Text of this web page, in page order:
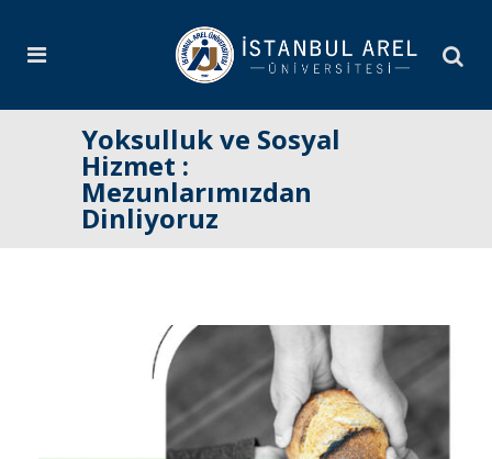
Yoksulluk ve Sosyal
Hizmet :
Mezunlarımızdan
Dinliyoruz